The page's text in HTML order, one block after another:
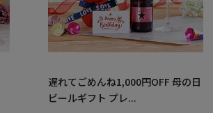
遅れてごめんね1,000円OFF 母の日
ビールギフト プレ...